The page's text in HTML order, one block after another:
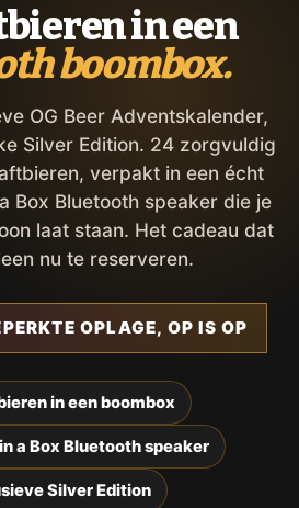
in een
boombox.
OG Beer Adventskalender,
Silver Edition. 24 zorgvuldig
verpakt in een écht
Box Bluetooth speaker die je
laat staan. Het cadeau dat
nu te reserveren.
OPLAGE, OP IS OP
in een boombox
a Box Bluetooth speaker
Silver Edition